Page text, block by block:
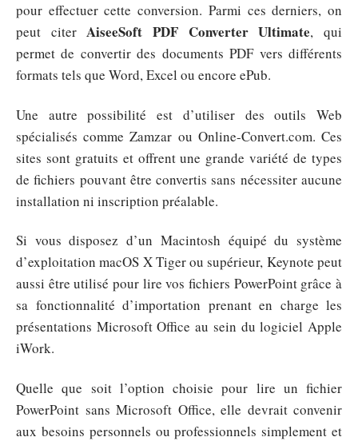
pour effectuer cette conversion. Parmi ces derniers, on
peut citerAiseeSoft PDF Converter Ultimate, qui
permet de convertir des documents PDF vers différents
formats tels que Word, Excel ou encore ePub.
Une autre possibilité est d’utiliser des outils Web
spécialisés comme Zamzar ou Online-Convert.com. Ces
sites sont gratuits et offrent une grande variété de types
de fichiers pouvant être convertis sans nécessiter aucune
installation ni inscription préalable.
Si vous disposez d’un Macintosh équipé du système
d’exploitation macOS X Tiger ou supérieur, Keynote peut
aussi être utilisé pour lire vos fichiers PowerPoint grâce à
sa fonctionnalité d’importation prenant en charge les
présentations Microsoft Office au sein du logiciel Apple
iWork.
Quelle que soit l’option choisie pour lire un fichier
PowerPoint sans Microsoft Office, elle devrait convenir
aux besoins personnels ou professionnels simplement et